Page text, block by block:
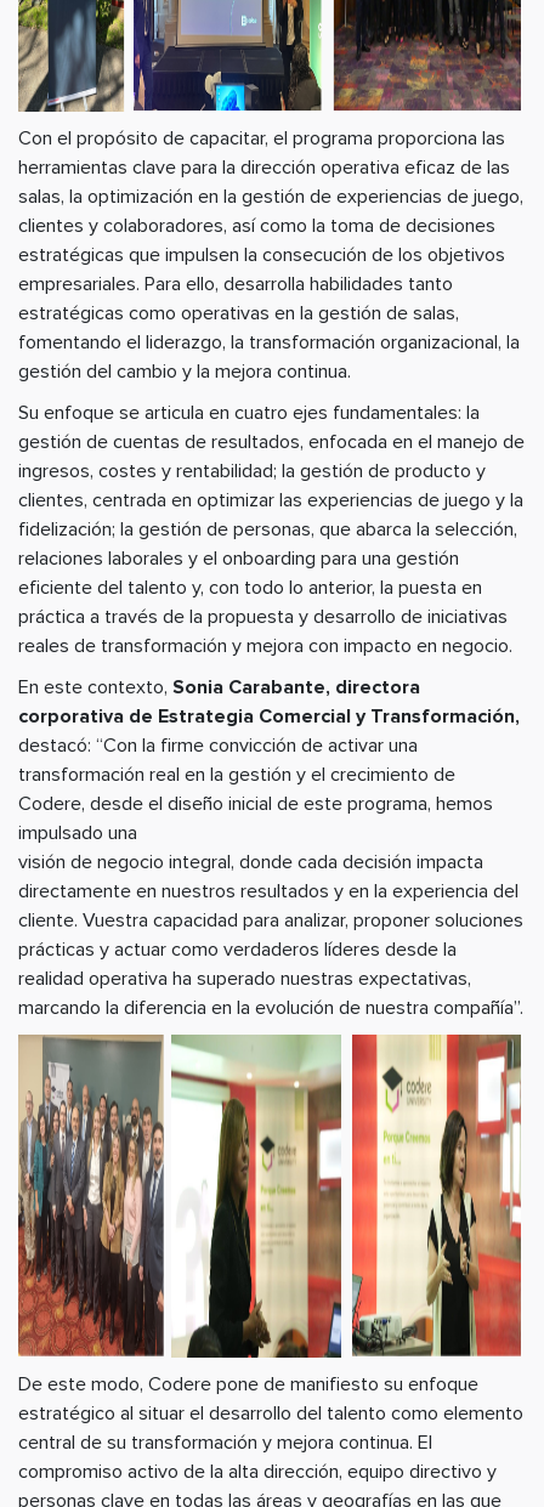
Con el propósito de capacitar, el programa proporciona las
herramientas clave para la dirección operativa eficaz de las
salas, la optimización en la gestión de experiencias de juego,
clientes y colaboradores, así como la toma de decisiones
estratégicas que impulsen la consecución de los objetivos
empresariales. Para ello, desarrolla habilidades tanto
estratégicas como operativas en la gestión de salas,
fomentando el liderazgo, la transformación organizacional, la
gestión del cambio y la mejora continua.
Su enfoque se articula en cuatro ejes fundamentales: la
gestión de cuentas de resultados, enfocada en el manejo de
ingresos, costes y rentabilidad; la gestión de producto y
clientes, centrada en optimizar las experiencias de juego y la
fidelización; la gestión de personas, que abarca la selección,
relaciones laborales y el onboarding para una gestión
eficiente del talento y, con todo lo anterior, la puesta en
práctica a través de la propuesta y desarrollo de iniciativas
reales de transformación y mejora con impacto en negocio.
En este contexto, Sonia Carabante, directora
corporativa de Estrategia Comercial y Transformación,
destacó: “Con la firme convicción de activar una
transformación real en la gestión y el crecimiento de
Codere, desde el diseño inicial de este programa, hemos
impulsado una
visión de negocio integral, donde cada decisión impacta
directamente en nuestros resultados y en la experiencia del
cliente. Vuestra capacidad para analizar, proponer soluciones
prácticas y actuar como verdaderos líderes desde la
realidad operativa ha superado nuestras expectativas,
marcando la diferencia en la evolución de nuestra compañía”.
De este modo, Codere pone de manifiesto su enfoque
estratégico al situar el desarrollo del talento como elemento
central de su transformación y mejora continua. El
compromiso activo de la alta dirección, equipo directivo y
personas clave en todas las áreas y geografías en las que